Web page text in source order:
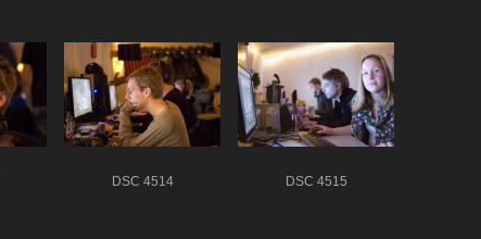
DSC 4514 DSC 4515